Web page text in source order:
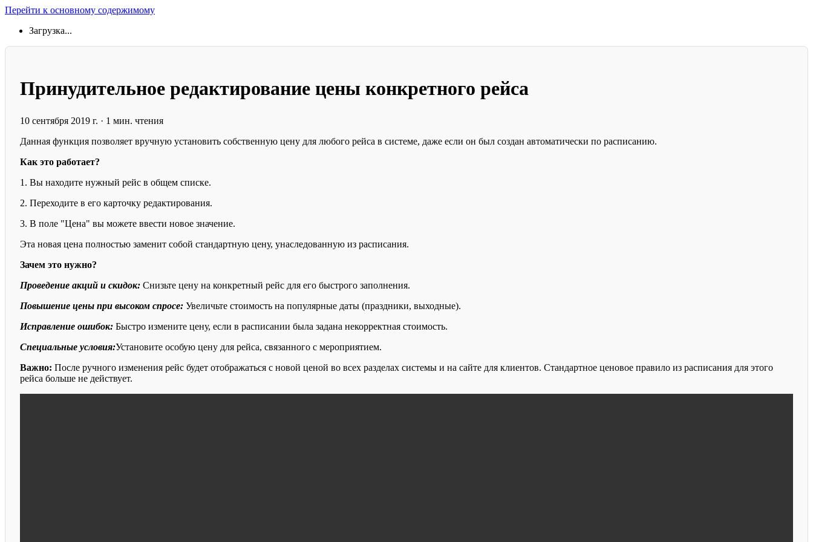
Перейти к основному содержимому
Загрузка...
Принудительное редактирование цены конкретного рейса
10 сентября 2019 г. · 1 мин. чтения
Данная функция позволяет вручную установить собственную цену для любого рейса в системе, даже если он был создан автоматически по расписанию.
Как это работает?
1. Вы находите нужный рейс в общем списке.
2. Переходите в его карточку редактирования.
3. В поле "Цена" вы можете ввести новое значение.
Эта новая цена полностью заменит собой стандартную цену, унаследованную из расписания.
Зачем это нужно?
Проведение акций и скидок: Снизьте цену на конкретный рейс для его быстрого заполнения.
Повышение цены при высоком спросе: Увеличьте стоимость на популярные даты (праздники, выходные).
Исправление ошибок: Быстро измените цену, если в расписании была задана некорректная стоимость.
Специальные условия:Установите особую цену для рейса, связанного с мероприятием.
Важно: После ручного изменения рейс будет отображаться с новой ценой во всех разделах системы и на сайте для клиентов. Стандартное ценовое правило из расписания для этого
рейса больше не действует.